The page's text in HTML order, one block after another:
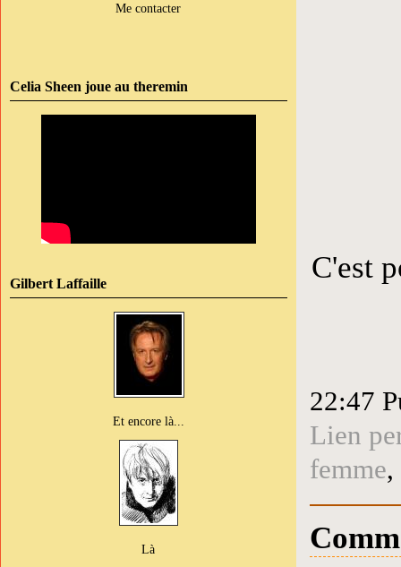
Me contacter
Celia Sheen joue au theremin
Gilbert Laffaille
Et encore là...
Là
C'est
22:47
Lien
femme,